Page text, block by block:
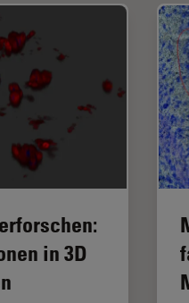
in 3D